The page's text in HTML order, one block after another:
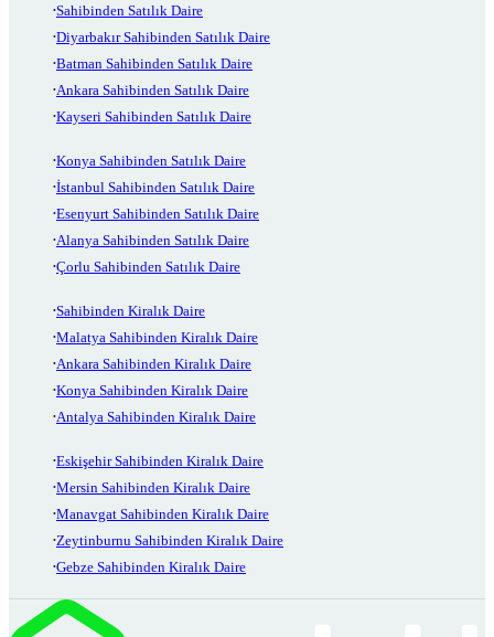
Sahibinden Satılık Daire
Diyarbakır Sahibinden Satılık Daire
Batman Sahibinden Satılık Daire
Ankara Sahibinden Satılık Daire
Kayseri Sahibinden Satılık Daire
Konya Sahibinden Satılık Daire
İstanbul Sahibinden Satılık Daire
Esenyurt Sahibinden Satılık Daire
Alanya Sahibinden Satılık Daire
Çorlu Sahibinden Satılık Daire
Sahibinden Kiralık Daire
Malatya Sahibinden Kiralık Daire
Ankara Sahibinden Kiralık Daire
Konya Sahibinden Kiralık Daire
Antalya Sahibinden Kiralık Daire
Eskişehir Sahibinden Kiralık Daire
Mersin Sahibinden Kiralık Daire
Manavgat Sahibinden Kiralık Daire
Zeytinburnu Sahibinden Kiralık Daire
Gebze Sahibinden Kiralık Daire